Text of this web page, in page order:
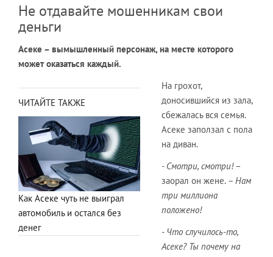
Не отдавайте мошенникам свои
деньги
Асеке – вымышленный персонаж, на месте которого
может оказаться каждый.
ЧИТАЙТЕ ТАКЖЕ
Как Асеке чуть не выиграл
автомобиль и остался без
денег
На грохот,
доносившийся из зала,
сбежалась вся семья.
Асеке заползал с пола
на диван.
- Смотри, смотри!–
заорал он жене. – Нам
три миллиона
положено!
- Что случилось-то,
Асеке? Ты почему на